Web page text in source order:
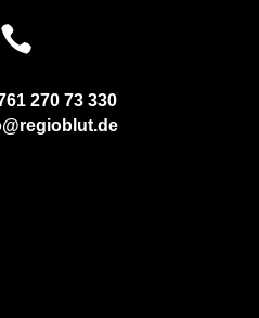

270 73 330